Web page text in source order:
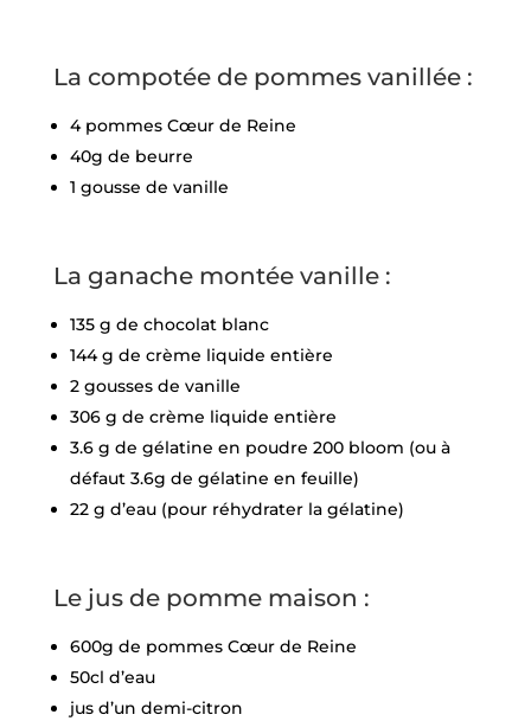
La compotée de pommes vanillée :
4 pommes Cœur de Reine
40g de beurre
1 gousse de vanille
La ganache montée vanille :
135 g de chocolat blanc
144 g de crème liquide entière
2 gousses de vanille
306 g de crème liquide entière
3.6 g de gélatine en poudre 200 bloom (ou à
défaut 3.6g de gélatine en feuille)
22 g d’eau (pour réhydrater la gélatine)
Le jus de pomme maison :
600g de pommes Cœur de Reine
50cl d’eau
jus d’un demi-citron